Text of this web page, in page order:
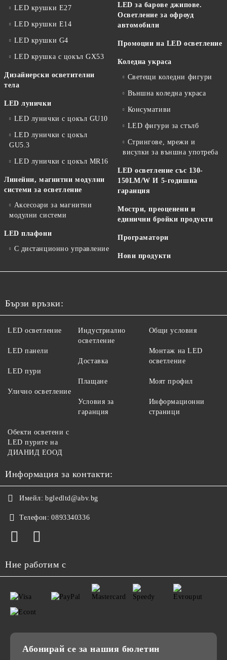
LED крушки E27
LED крушки E14
LED крушки G4
LED крушка с цокъл GX53
Дизайнерски осветителни
тела
LED лунички
LED лунички с цокъл GU10
LED лунички с цокъл
GU5.3
LED лунички с цокъл MR16
Линейни, магнитни модулни
системи за осветление
Аксесоари за магнитни
модулни системи
LED плафони
С дистанционно управление
LED за барове джипове.
Осветление за офроуд
автомобили
Промоции на LED осветление
Коледна украса
Светещи коледни фигури
Външна коледна украса
Консумативи
LED фигури за стълб
Стрингове, мрежи и
висулки за външна употреба
LED осветление със 130-
150LM/W И 5-годишна
гаранция
Мостри, преоценени и
единични бройки продукти
Програматори
Нови продукти
Бързи връзки:
LED осветление
LED панели
LED пури
Улично осветление
Индустриално
осветление
Доставка
Плащане
Условия за
гаранция
Общи условия
Монтаж на LED
осветление
Моят профил
Информационни
страници
Обекти осветени с
LED пурите на
ДИАНИД ЕООД
Информация за контакти:
Имейл: bgledltd@abv.bg
Телефон: 0893340336
Ние работим с
Абонирай се за нашия бюлетин